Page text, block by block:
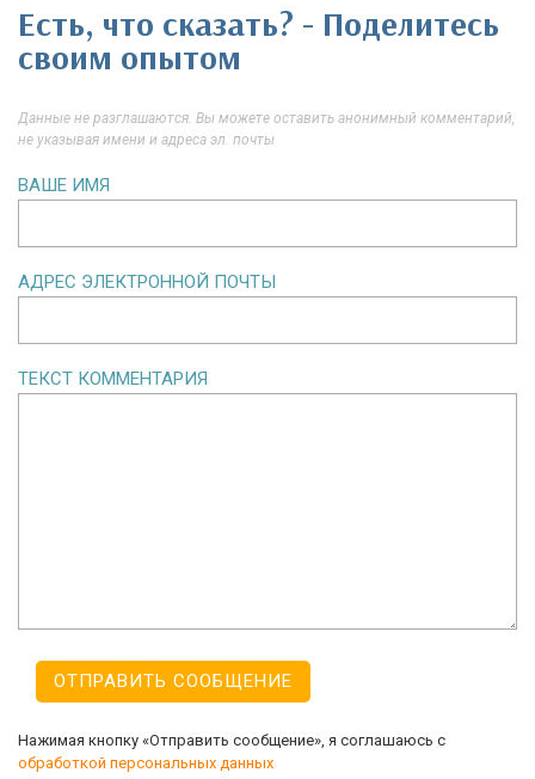
Есть, что сказать? - Поделитесь
своим опытом
Данные не разглашаются. Вы можете оставить анонимный комментарий,
не указывая имени и адреса эл. почты
ВАШЕ ИМЯ
АДРЕС ЭЛЕКТРОННОЙ ПОЧТЫ
ТЕКСТ КОММЕНТАРИЯ
Нажимая кнопку «Отправить сообщение», я соглашаюсь с
обработкой персональных данных